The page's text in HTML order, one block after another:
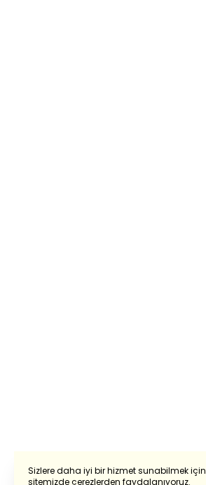
Sizlere daha iyi bir hizmet sunabilmek için
sitemizde çerezlerden faydalanıyoruz.